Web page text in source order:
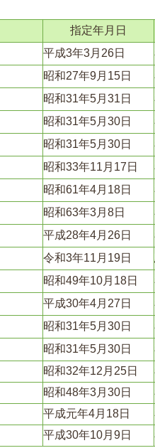
指定年月日
平成3年3月26日
昭和27年9月15日
昭和31年5月31日
昭和31年5月30日
昭和31年5月30日
昭和33年11月17日
昭和61年4月18日
昭和63年3月8日
平成28年4月26日
令和3年11月19日
昭和49年10月18日
平成30年4月27日
昭和31年5月30日
昭和31年5月30日
昭和32年12月25日
昭和48年3月30日
平成元年4月18日
平成30年10月9日